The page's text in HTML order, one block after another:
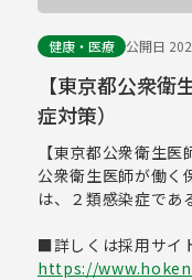
健康・医療 公開日
【東京都公衆
症対策）
【東京都公衆衛生医
公衆衛生医師が働く
は、２類感染症であ
■詳しくは採用サイ
https://